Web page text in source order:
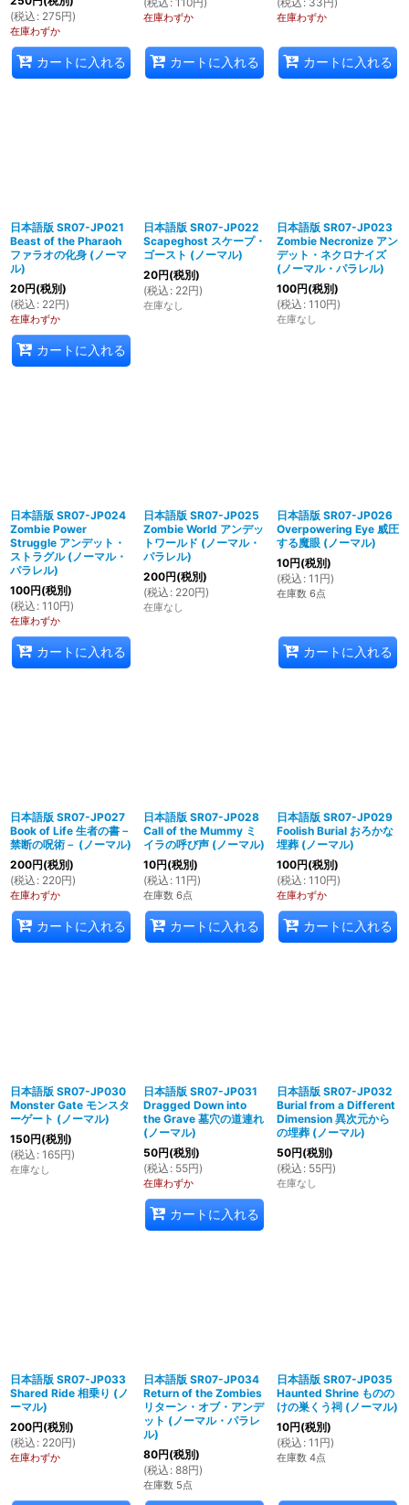
(税込 : 275円)
在庫わずか
カートに入れる
在庫わずか
カートに入れる
在庫わずか
カートに入れる
日本語版 SR07-JP021
Beast of the Pharaoh
ファラオの化身 (ノーマ
ル)
20円(税別)
(税込 : 22円)
在庫わずか
カートに入れる
日本語版 SR07-JP022
Scapeghost スケープ・
ゴースト (ノーマル)
20円(税別)
(税込 : 22円)
在庫なし
日本語版 SR07-JP023
Zombie Necronize アン
デット・ネクロナイズ
(ノーマル・パラレル)
100円(税別)
(税込 : 110円)
在庫なし
日本語版 SR07-JP024
Zombie Power
Struggle アンデット・
ストラグル (ノーマル・
パラレル)
100円(税別)
(税込 : 110円)
在庫わずか
カートに入れる
日本語版 SR07-JP025
Zombie World アンデッ
トワールド (ノーマル・
パラレル)
200円(税別)
(税込 : 220円)
在庫なし
日本語版 SR07-JP026
Overpowering Eye 威圧
する魔眼 (ノーマル)
10円(税別)
(税込 : 11 円)
在庫数 6点
カートに入れる
日本語版 SR07-JP027
Book of Life 生者の書－
禁断の呪術－ (ノーマル)
200円(税別)
(税込 : 220円)
在庫わずか
カートに入れる
日本語版 SR07-JP028
Call of the Mummy ミ
イラの呼び声 (ノーマル)
10円(税別)
(税込 : 11 円)
在庫数 6点
カートに入れる
日本語版 SR07-JP029
Foolish Burial おろかな
埋葬 (ノーマル)
100円(税別)
(税込 : 110円)
在庫わずか
カートに入れる
日本語版 SR07-JP030
Monster Gate モンスタ
ーゲート (ノーマル)
150円(税別)
(税込 : 165円)
在庫なし
日本語版 SR07-JP031
Dragged Down into
the Grave 墓穴の道連れ
(ノーマル)
50円(税別)
(税込 : 55円)
在庫わずか
カートに入れる
日本語版 SR07-JP032
Burial from a Different
Dimension 異次元から
の埋葬 (ノーマル)
50円(税別)
(税込 : 55円)
在庫なし
日本語版 SR07-JP033
Shared Ride 相乗り (ノ
ーマル)
200円(税別)
(税込 : 220円)
在庫わずか
日本語版 SR07-JP034
Return of the Zombies
リターン・オブ・アンデ
ット (ノーマル・パラレ
ル)
80円(税別)
(税込 : 88円)
在庫数 5点
日本語版 SR07-JP035
Haunted Shrine ものの
けの巣くう祠 (ノーマル)
10円(税別)
(税込 : 11 円)
在庫数 4点